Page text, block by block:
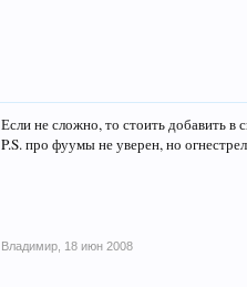
Если не сложно, то стоить добавить
P.S. про фуумы не уверен, но
Владимир 18 июн 2008